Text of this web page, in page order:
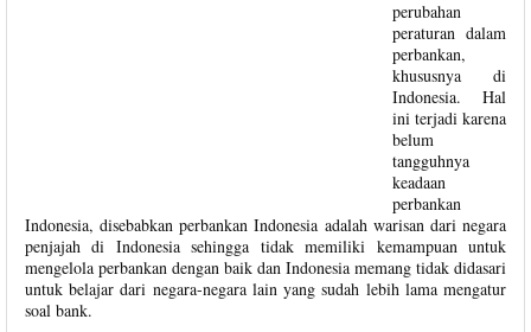
perubahan
peraturan dalam
perbankan,
khususnya di
Indonesia. Hal
ini terjadi karena
belum
tangguhnya
keadaan
perbankan
Indonesia, disebabkan perbankan Indonesia adalah warisan dari negara
penjajah di Indonesia sehingga tidak memiliki kemampuan untuk
mengelola perbankan dengan baik dan Indonesia memang tidak didasari
untuk belajar dari negara-negara lain yang sudah lebih lama mengatur
soal bank.